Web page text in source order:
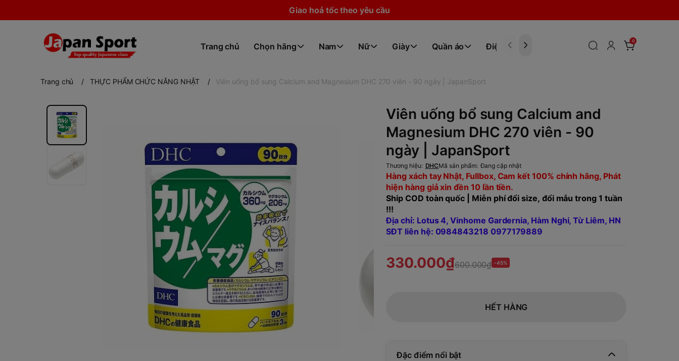
Giao hoả tốc theo yêu cầu
Trang chủ Chọn hãng Nam Nữ Giày Quần áo Điện tử
0
Trang chủ / THỰC PHẨM CHỨC NĂNG NHẬT / Viên uống bổ sung Calcium and Magnesium DHC 270 viên - 90 ngày | JapanSport
Viên uống bổ sung Calcium and
Magnesium DHC 270 viên - 90
ngày | JapanSport
Thương hiệu: DHCMã sản phẩm: Đang cập nhật
Hàng xách tay Nhật, Fullbox, Cam kết 100% chính hãng, Phát
hiện hàng giả xin đền 10 lần tiền.
Ship COD toàn quốc | Miễn phí đổi size, đổi mẫu trong 1 tuần
!!!
Địa chỉ: Lotus 4, Vinhome Gardernia, Hàm Nghi, Từ Liêm, HN
SĐT liên hệ: 0984843218 0977179889
330.000₫600.000₫ -45%
HẾT HÀNG
Đặc điểm nổi bật